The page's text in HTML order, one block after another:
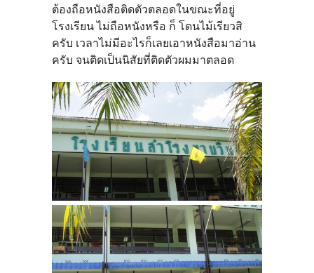
ต้องถือหนังสือติดตัวตลอดในขณะที่อยู่
โรงเรียน ไม่ถือหนังหรือ ก็ โดนไม้เรียวสิ
ครับ เวลาไม่มีอะไรก็เลยเอาหนังสือมาอ่าน
ครับ จนติดเป็นนิสัยที่ติดตัวผมมาตลอด